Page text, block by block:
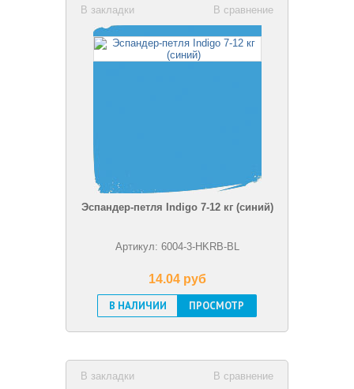
В сравнение
В закладки
Эспандер-петля Indigo 7-12 кг (синий)
Артикул: 6004-3-HKRB-BL
14.04 pуб
В НАЛИЧИИ
ПРОСМОТР
В сравнение
В закладки